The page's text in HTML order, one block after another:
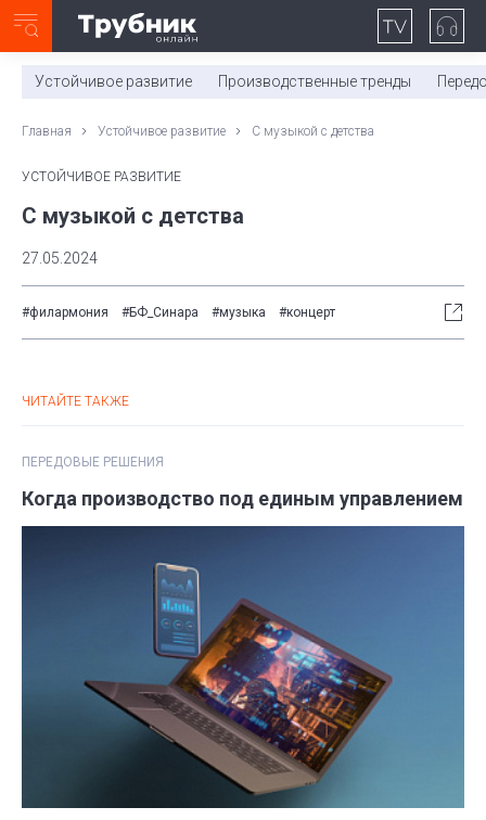
0:00/ 11:03
Устойчивое развитие Производственные тренды
Главная Устойчивое развитие С музыкой с детства
УСТОЙЧИВОЕ РАЗВИТИЕ
С музыкой с детства
27.05.2024
#филармония #БФ_Синара #музыка #концерт
ЧИТАЙТЕ ТАКЖЕ
ПЕРЕДОВЫЕ РЕШЕНИЯ
Когда производство под единым управлением